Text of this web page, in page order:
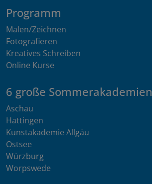
Programm
Malen/Zeichnen
Fotografieren
Kreatives Schreiben
Online Kurse
6 große Sommerakademien
Aschau
Hattingen
Kunstakademie Allgäu
Ostsee
Würzburg
Worpswede